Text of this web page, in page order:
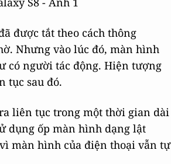
được tắt theo cách thông
Nhưng vào lúc đó, màn hình
có người tác động. Hiện tượng
tục sau đó.
liên tục trong một thời gian dài
dụng ốp màn hình dạng lật
màn hình của điện thoại vẫn tự